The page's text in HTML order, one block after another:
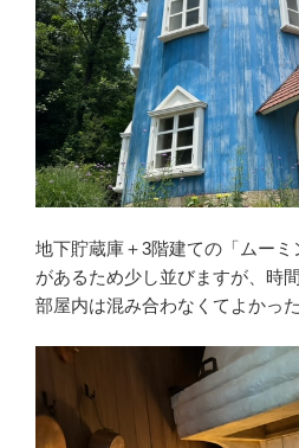
地下貯蔵庫＋3階建ての「ムー
があるため少し並びますが、時
部屋内は混み合わなくてよかった